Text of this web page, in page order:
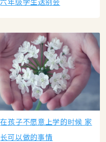
在孩子不愿意上学的时候 家
长可以做的事情